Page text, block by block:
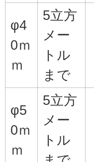
φ4
0ｍ
ｍ
5立方
メー
トル
まで
φ5
0ｍ
ｍ
5立方
メー
トル